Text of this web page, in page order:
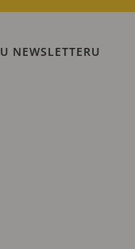
NEWSLETTERU